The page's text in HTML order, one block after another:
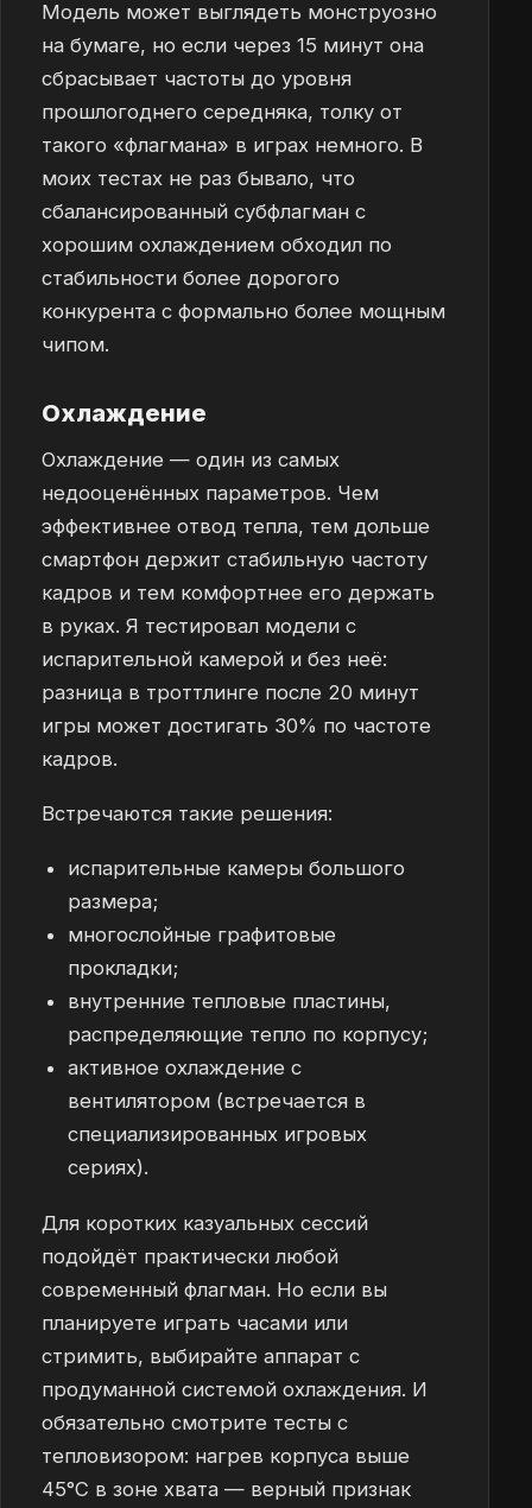
Модель может выглядеть монструозно
на бумаге, но если через 15 минут она
сбрасывает частоты до уровня
прошлогоднего середняка, толку от
такого «флагмана» в играх немного. В
моих тестах не раз бывало, что
сбалансированный субфлагман с
хорошим охлаждением обходил по
стабильности более дорогого
конкурента с формально более мощным
чипом.
Охлаждение
Охлаждение — один из самых
недооценённых параметров. Чем
эффективнее отвод тепла, тем дольше
смартфон держит стабильную частоту
кадров и тем комфортнее его держать
в руках. Я тестировал модели с
испарительной камерой и без неё:
разница в троттлинге после 20 минут
игры может достигать 30% по частоте
кадров.
Встречаются такие решения:
испарительные камеры большого
размера;
многослойные графитовые
прокладки;
внутренние тепловые пластины,
распределяющие тепло по корпусу;
активное охлаждение с
вентилятором (встречается в
специализированных игровых
сериях).
Для коротких казуальных сессий
подойдёт практически любой
современный флагман. Но если вы
планируете играть часами или
стримить, выбирайте аппарат с
продуманной системой охлаждения. И
обязательно смотрите тесты с
тепловизором: нагрев корпуса выше
45°C в зоне хвата — верный признак